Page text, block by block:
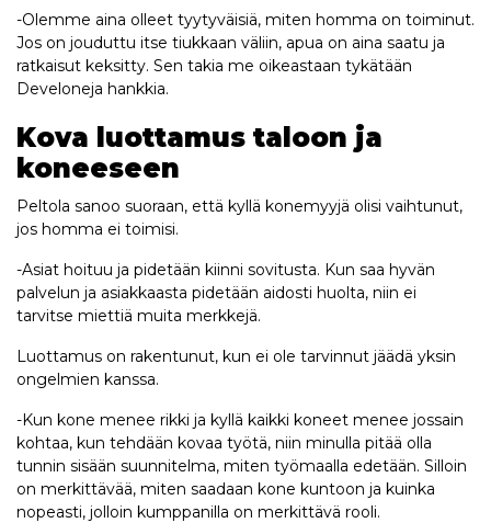
-Olemme aina olleet tyytyväisiä, miten homma on toiminut.
Jos on jouduttu itse tiukkaan väliin, apua on aina saatu ja
ratkaisut keksitty. Sen takia me oikeastaan tykätään
Develoneja hankkia.
Kova luottamus taloon ja
koneeseen
Peltola sanoo suoraan, että kyllä konemyyjä olisi vaihtunut,
jos homma ei toimisi.
-Asiat hoituu ja pidetään kiinni sovitusta. Kun saa hyvän
palvelun ja asiakkaasta pidetään aidosti huolta, niin ei
tarvitse miettiä muita merkkejä.
Luottamus on rakentunut, kun ei ole tarvinnut jäädä yksin
ongelmien kanssa.
-Kun kone menee rikki ja kyllä kaikki koneet menee jossain
kohtaa, kun tehdään kovaa työtä, niin minulla pitää olla
tunnin sisään suunnitelma, miten työmaalla edetään. Silloin
on merkittävää, miten saadaan kone kuntoon ja kuinka
nopeasti, jolloin kumppanilla on merkittävä rooli.